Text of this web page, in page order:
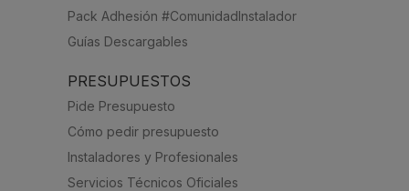
Pack Adhesión #ComunidadInstalador
Guías Descargables
PRESUPUESTOS
Pide Presupuesto
Cómo pedir presupuesto
Instaladores y Profesionales
Servicios Técnicos Oficiales